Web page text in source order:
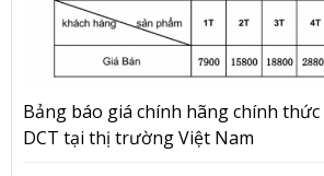
Bảng báo giá chính hãng chính thức
DCT tại thị trường Việt Nam